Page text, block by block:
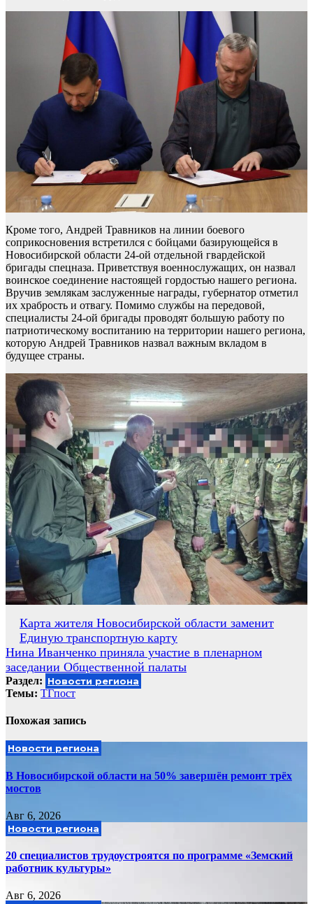
Кроме того, Андрей Травников на линии боевого
соприкосновения встретился с бойцами базирующейся в
Новосибирской области 24-ой отдельной гвардейской
бригады спецназа. Приветствуя военнослужащих, он назвал
воинское соединение настоящей гордостью нашего региона.
Вручив землякам заслуженные награды, губернатор отметил
их храбрость и отвагу. Помимо службы на передовой,
специалисты 24-ой бригады проводят большую работу по
патриотическому воспитанию на территории нашего региона,
которую Андрей Травников назвал важным вкладом в
будущее страны.
Навигация
по
записям
Карта жителя Новосибирской области заменит
Единую транспортную карту
Нина Иванченко приняла участие в пленарном
заседании Общественной палаты
Раздел: Новости региона
Темы: ТГпост
Похожая запись
Новости региона
В Новосибирской области на 50% завершён ремонт трёх
мостов
Авг 6, 2026
Новости региона
20 специалистов трудоустроятся по программе «Земский
работник культуры»
Авг 6, 2026